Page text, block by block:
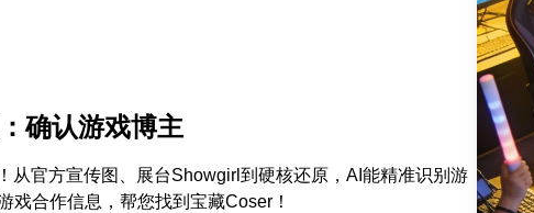
确认游戏博主
从官方宣传图、展台Showgirl到硬核还原，AI能精准识别游
戏合作信息，帮您找到宝藏Coser！